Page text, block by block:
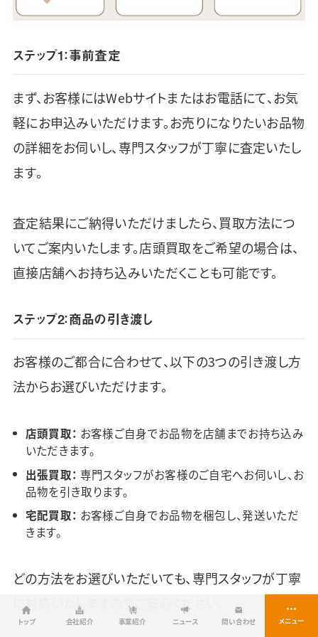
トップ 会社紹介 事業紹介 ニュース 問い合わせ
ステップ1：事前査定
まず、お客様にはWebサイトまたはお電話にて、お気
軽にお申込みいただけます。お売りになりたいお品物
の詳細をお伺いし、専門スタッフが丁寧に査定いたし
ます。
査定結果にご納得いただけましたら、買取方法につ
いてご案内いたします。店頭買取をご希望の場合は、
直接店舗へお持ち込みいただくことも可能です。
ステップ2：商品の引き渡し
お客様のご都合に合わせて、以下の3つの引き渡し方
法からお選びいただけます。
店頭買取： お客様ご自身でお品物を店舗までお持ち込み
いただきます。
出張買取： 専門スタッフがお客様のご自宅へお伺いし、お
品物を引き取ります。
宅配買取： お客様ご自身でお品物を梱包し、発送いただ
きます。
どの方法をお選びいただいても、専門スタッフが丁寧
に対応いたしますのでご安心ください。